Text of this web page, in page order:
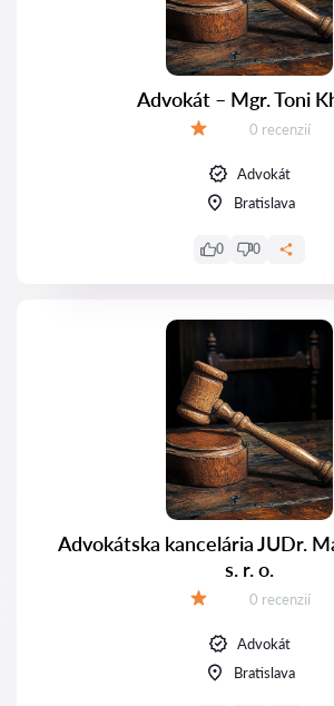
Advokát – Mgr. Toni
Recenzií:
0 recenzií
Advokát
Bratislava
0 0
Advokátska kancelária JUDr.
s. r. o.
Recenzií:
0 recenzií
Advokát
Bratislava